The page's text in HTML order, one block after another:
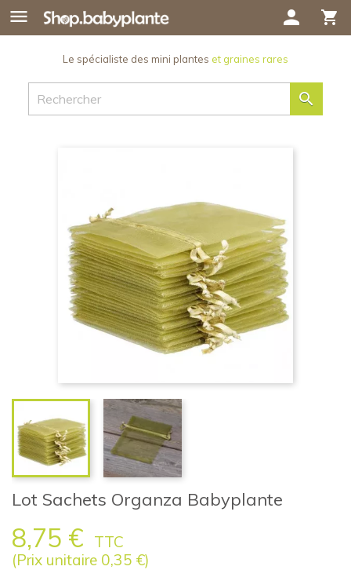
 shopping_cart
person
Le spécialiste des mini plantes et graines rares

Lot Sachets Organza Babyplante
8,75 €
TTC
(Prix unitaire 0,35 €)